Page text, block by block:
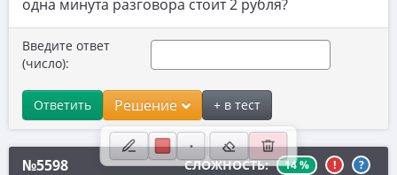
14. Вычисления с дробями
15. Проценты и пропорции
16. Значения выражений
17. Уравнения
18. Неравенства и числовая прямая
19. Свойства чисел
одна минута разговора стоит 2 рубля?
Введите ответ
(число):
Ответить Решение + в тест
№5598 СЛОЖНОСТЬ: 14 % ! ?